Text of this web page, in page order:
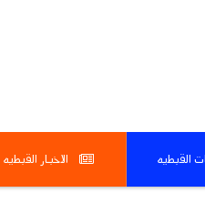
القبطيه الاخبار القبطيه